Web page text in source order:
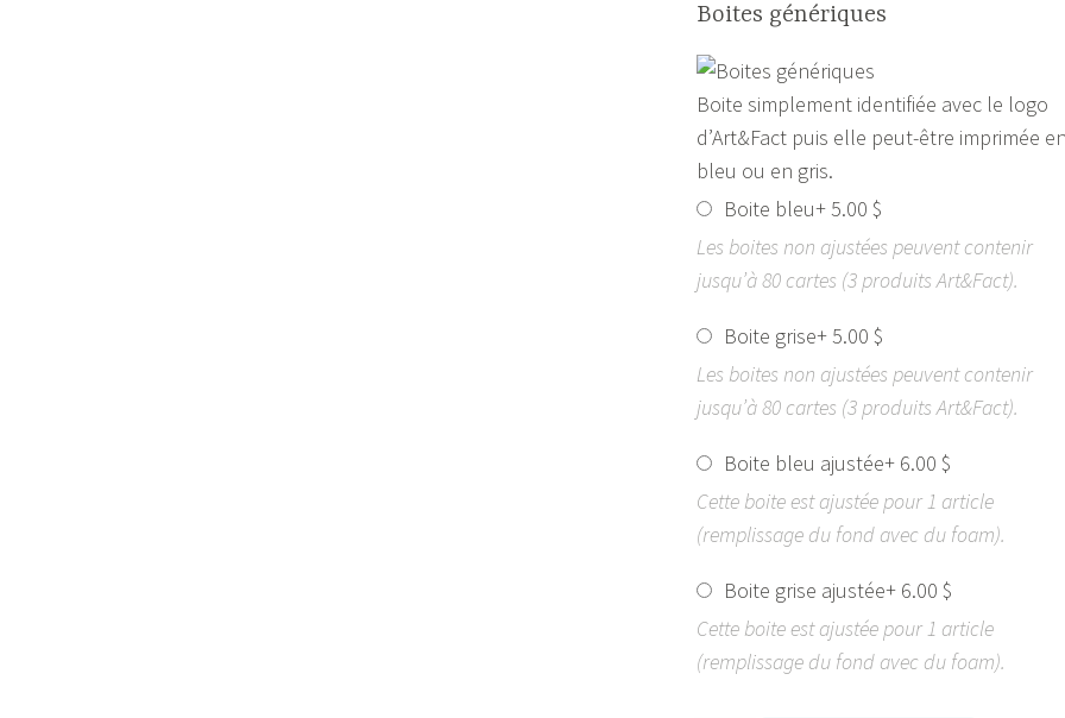
Boites génériques
Boite simplement identifiée avec le logo
d’Art&Fact puis elle peut-être imprimée
bleu ou en gris.
Boite bleu+5.00 $
Les boites non ajustées peuvent contenir
jusqu’à 80 cartes (3 produits Art&Fact).
Boite grise+5.00 $
Les boites non ajustées peuvent contenir
jusqu’à 80 cartes (3 produits Art&Fact).
Boite bleu ajustée+ 6.00 $
Cette boite est ajustée pour 1 article
(remplissage du fond avec du foam).
Boite grise ajustée+ 6.00 $
Cette boite est ajustée pour 1 article
(remplissage du fond avec du foam).